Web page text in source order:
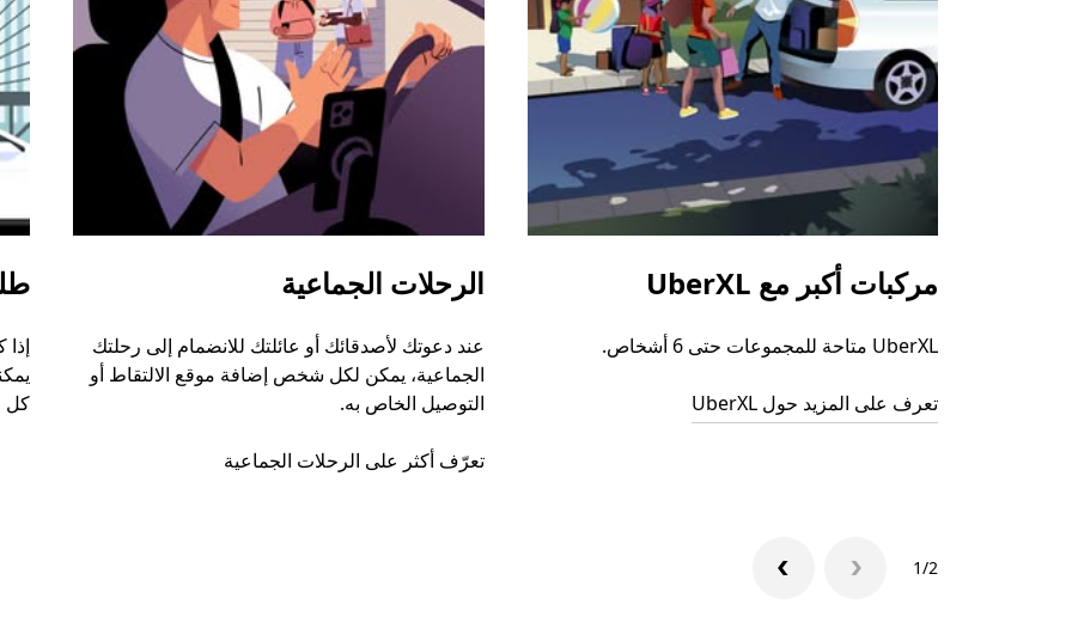
مركبات أكبر مع UberXL
UberXL متاحة للمجموعات حتى 6 أشخاص.
تعرف على المزيد حول UberXL
الرحلات الجماعية
عند دعوتك لأصدقائك أو عائلتك للانضمام إلى رحلتك
الجماعية، يمكن لكل شخص إضافة موقع الالتقاط أو
التوصيل الخاص به.
تعرّف أكثر على الرحلات الجماعية
كل
1/2